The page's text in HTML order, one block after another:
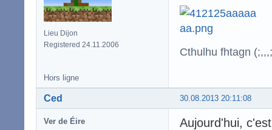
Lieu Dijon
Registered 24.11.2006
Cthulhu fhtagn
Hors ligne
30.08.2013 20:11:08
Ced
Ver de Éire
Aujourd'hui,